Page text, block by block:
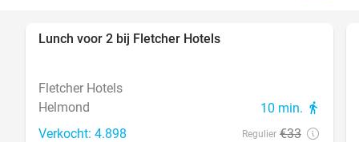
Lunch voor 2 bij Fletcher Hotels
Fletcher Hotels
Helmond
10 min. directions_walk
Verkocht: 4.898 Regulier €33